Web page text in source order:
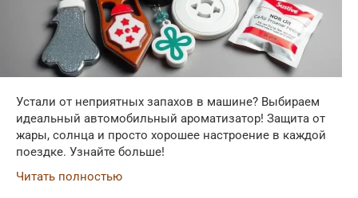
Устали от неприятных запахов в машине? Выбираем
идеальный автомобильный ароматизатор! Защита от
жары, солнца и просто хорошее настроение в каждой
поездке. Узнайте больше!
Читать полностью